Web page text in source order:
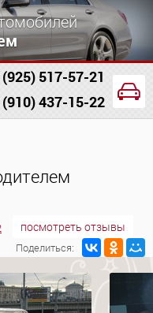
517-57-21
437-15-22
онлайн
посмотреть отзывы
Поделиться: